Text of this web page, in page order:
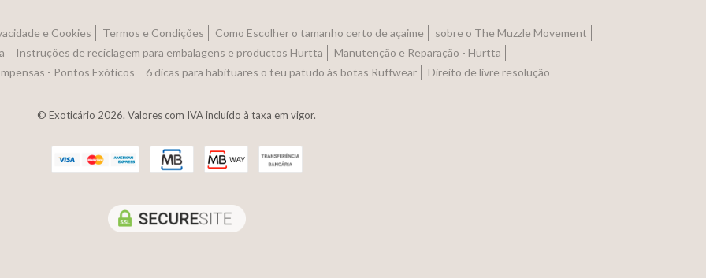
e Cookies Termos e Condições Como Escolher o tamanho certo de açaime
sobre o The Muzzle Movement
Instruções de reciclagem para embalagens e productos Hurtta
Manutenção e Reparação - Hurtta
- Pontos Exóticos
6 dicas para habituares o teu patudo às botas Ruffwear Direito de livre resolução
© Exoticário 2026. Valores com IVA incluído à taxa em vigor.